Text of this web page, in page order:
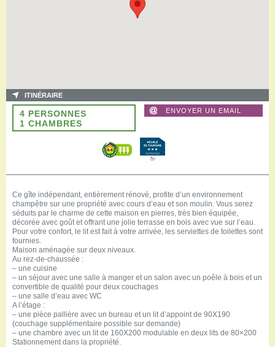
ITINÉRAIRE
4 PERSONNES
1 CHAMBRES
ENVOYER UN EMAIL
Ce gîte indépendant, entièrement rénové, profite d’un environnement
champêtre sur une propriété avec cours d’eau et son moulin. Vous serez
séduits par le charme de cette maison en pierres, très bien équipée,
décorée avec goût et offrant une jolie terrasse en bois avec vue sur l’eau.
Pour votre confort, le lit est fait à votre arrivée, les serviettes de toilettes sont
fournies.
Maison aménagée sur deux niveaux.
Au rez-de-chaussée :
– une cuisine
– un séjour avec une salle à manger et un salon avec un poêle à bois et un
convertible de qualité pour deux couchages
– une salle d’eau avec WC
A l’étage :
– une pièce pallière avec un bureau et un lit d’appoint de 90X190
(couchage supplémentaire possible sur demande)
– une chambre avec un lit de 160X200 modulable en deux lits de 80×200
Stationnement dans la propriété.